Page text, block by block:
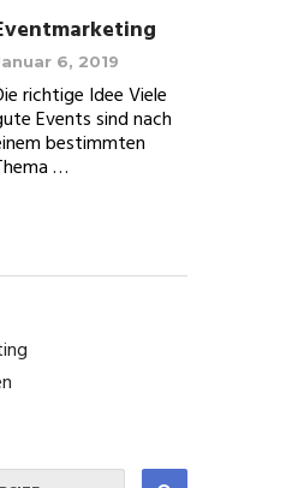
6, 2019
richtige Idee Viele
Events sind nach
bestimmten
…